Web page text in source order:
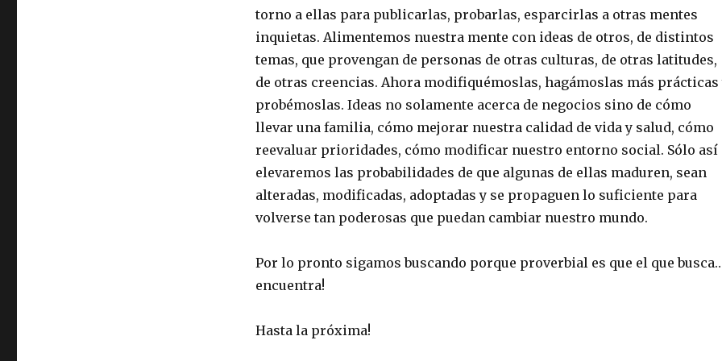
torno a ellas para publicarlas, probarlas, esparcirlas a otras mentes
inquietas. Alimentemos nuestra mente con ideas de otros, de distintos
temas, que provengan de personas de otras culturas, de otras latitudes,
de otras creencias. Ahora modifiquémoslas, hagámoslas más prácticas
probémoslas. Ideas no solamente acerca de negocios sino de cómo
llevar una familia, cómo mejorar nuestra calidad de vida y salud, cómo
reevaluar prioridades, cómo modificar nuestro entorno social. Sólo así
elevaremos las probabilidades de que algunas de ellas maduren, sean
alteradas, modificadas, adoptadas y se propaguen lo suficiente para
volverse tan poderosas que puedan cambiar nuestro mundo.
Por lo pronto sigamos buscando porque proverbial es que el que
encuentra!
Hasta la próxima!